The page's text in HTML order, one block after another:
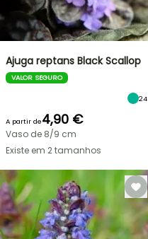
Ajuga reptans Black Scallop
VALOR SEGURO
24
A partir de4,90 €
Vaso de 8/9 cm
Existe em 2 tamanhos